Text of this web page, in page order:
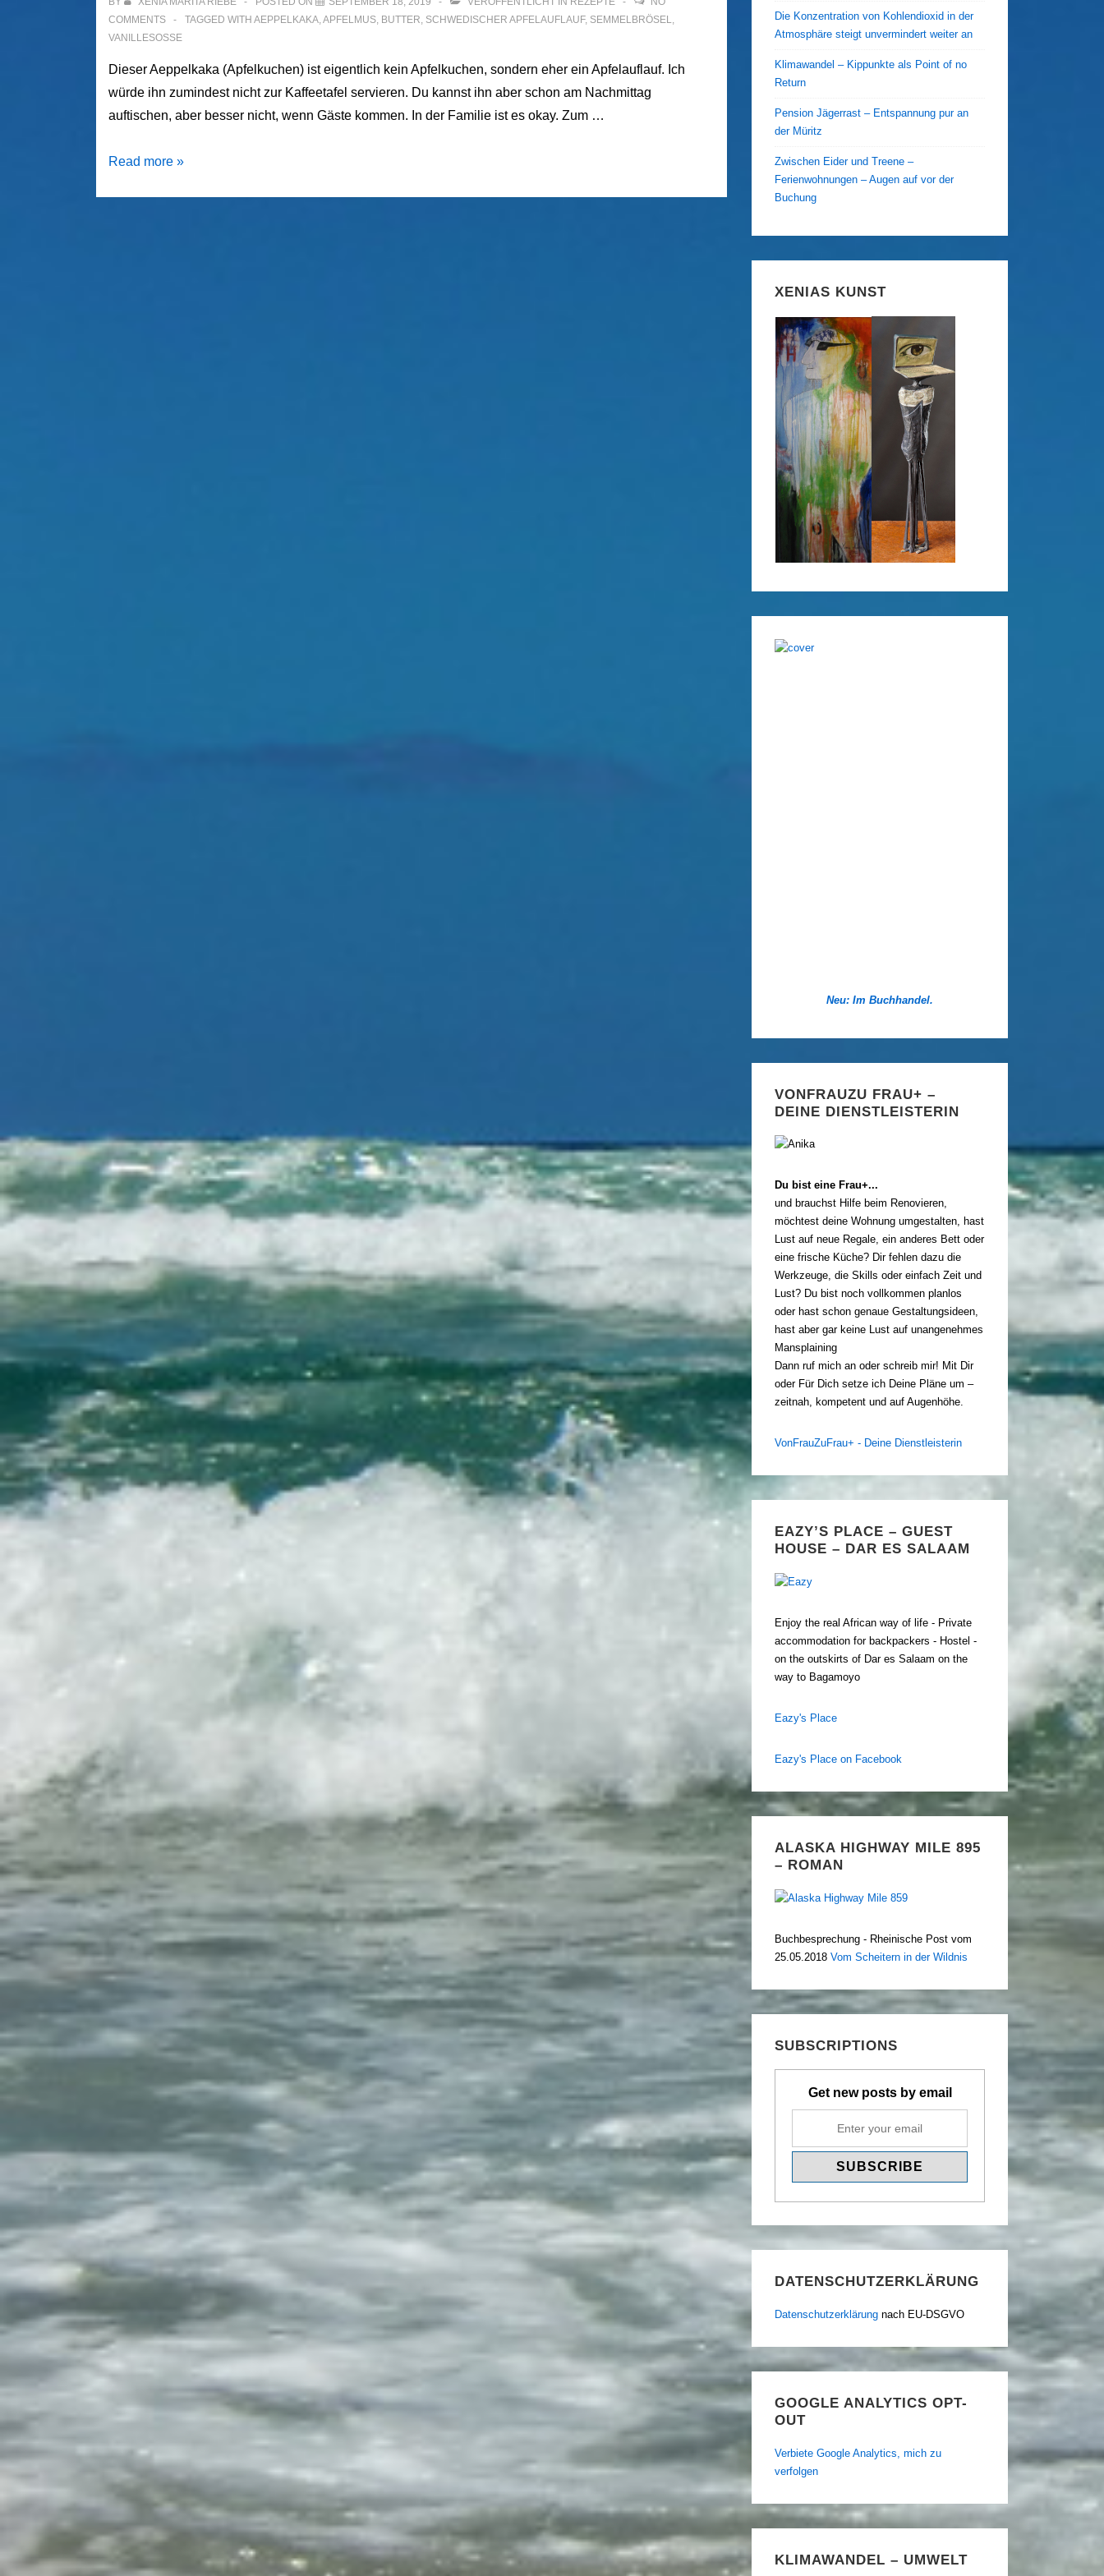
COMMENTS
TAGGED WITH AEPPELKAKA APFELMUS BUTTER SCHWEDISCHER APFELAUFLAUF, SEMMELBRÖSEL
VANILLESOSSE
Dieser Aeppelkaka (Apfelkuchen) ist eigentlich kein Apfelkuchen, sondern eher ein Apfelauflauf. Ich
würde ihn zumindest nicht zur Kaffeetafel servieren. Du kannst ihn aber schon am Nachmittag
auftischen, aber besser nicht, wenn Gäste kommen. In der Familie ist es okay. Zum …
Schwedischer
Read more »
Die Konzentration von Kohlendioxid in der
Atmosphäre steigt unvermindert weiter an
Klimawandel – Kippunkte als Point of no
Return
Pension Jägerrast – Entspannung pur an
der Müritz
Zwischen Eider und Treene –
Ferienwohnungen – Augen auf vor der
Buchung
XENIAS KUNST
Neu: Im Buchhandel.
VONFRAUZU FRAU+ –
DEINE DIENSTLEISTERIN
Du bist eine Frau+...
und brauchst Hilfe beim Renovieren,
möchtest deine Wohnung umgestalten, hast
Lust auf neue Regale, ein anderes Bett oder
eine frische Küche? Dir fehlen dazu die
Werkzeuge, die Skills oder einfach Zeit und
Lust? Du bist noch vollkommen planlos
oder hast schon genaue Gestaltungsideen,
hast aber gar keine Lust auf unangenehmes
Mansplaining
Dann ruf mich an oder schreib mir! Mit Dir
oder Für Dich setze ich Deine Pläne um –
zeitnah, kompetent und auf Augenhöhe.
VonFrauZuFrau+ - Deine Dienstleisterin
EAZY’S PLACE – GUEST
HOUSE – DAR ES SALAAM
Enjoy the real African way of life - Private
accommodation for backpackers - Hostel -
on the outskirts of Dar es Salaam on the
way to Bagamoyo
Eazy's Place
Eazy's Place on Facebook
ALASKA HIGHWAY MILE 895
– ROMAN
Buchbesprechung - Rheinische Post vom
25.05.2018 Vom Scheitern in der Wildnis
SUBSCRIPTIONS
Get new posts by email
DATENSCHUTZERKLÄRUNG
Datenschutzerklärung nach EU-DSGVO
GOOGLE ANALYTICS OPT-
OUT
Verbiete Google Analytics, mich zu
verfolgen
KLIMAWANDEL – UMWELT